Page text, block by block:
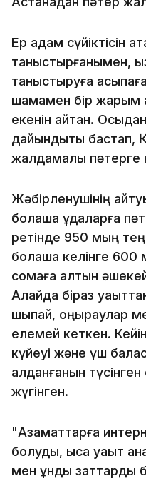
Ер адам сүйіктісін
таныстырғанымен,
таныстыруға
шамамен бір жарым
екенін айтқан.
дайындықты бастап,
жалдамалы пәтерге
Жәбірленушінің
болашақ құдаларға
ретінде 950 мың
болашақ келінге
сомаға алтын
Алайда біраз
шықпай, қоңыраулар
елемей кеткен.
күйеуі және үш
алданғанын
жүгінген.
"Азаматтарға
болуды, қысқа уақыт
мен құнды заттарды